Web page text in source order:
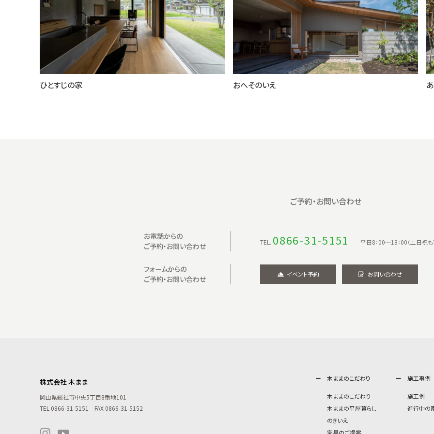
ひとすじの家 おへそのいえ
ご予約・お問い合わせ
お電話からの
ご予約・お問い合わせ
TEL. 0866-31-5151 平日8：00〜18：00（土日祝も
フォームからの
ご予約・お問い合わせ
イベント予約 お問い合わせ
株式会社 木まま
岡山県総社市中央5丁目8番地101
TEL 0866-31-5151 FAX 0866-31-5152
木ままのこだわり
木ままのこだわり
木ままの平屋暮らし
のきいえ
施工事例
施工例
進行中の